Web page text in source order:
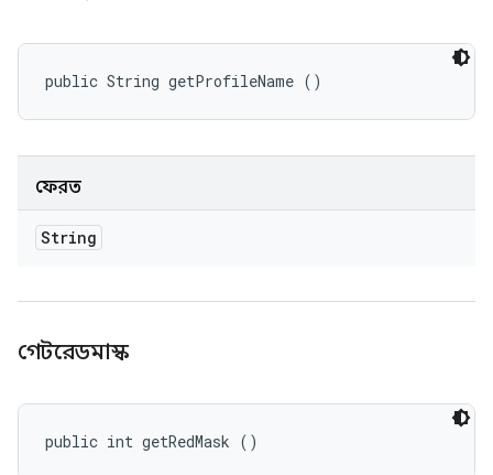
public String getProfileName ()
ফেরত
String
গেটরেডমাস্ক
public int getRedMask ()